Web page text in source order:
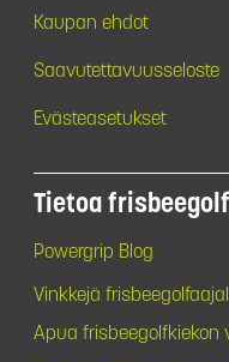
Kaupan ehdot
Saavutettavuusseloste
Evästeasetukset
Tietoa
Powergrip Blog
Vinkkejä
Apua frisbeegolfkiekon